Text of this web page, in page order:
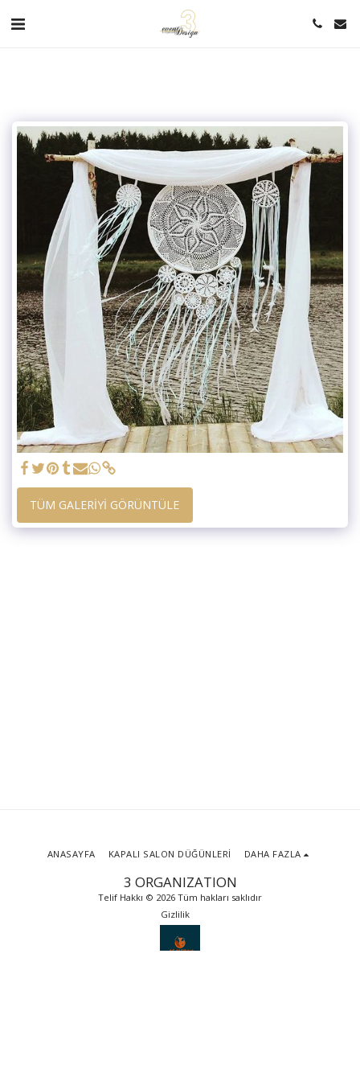
TÜM GALERIYI GÖRÜNTÜLE
3 ORGANIZATION
Telif Hakkı © 2026 Tüm hakları saklıdır
Gizlilik
ANASAYFA KAPALI SALON DÜĞÜNLERİ DAHA FAZLA